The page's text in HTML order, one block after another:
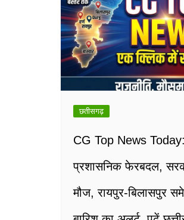
छतीसगढ़
CG Top News Today:
प्रशासनिक फेरबदल,
मौज, रायपुर-बिलासपुर